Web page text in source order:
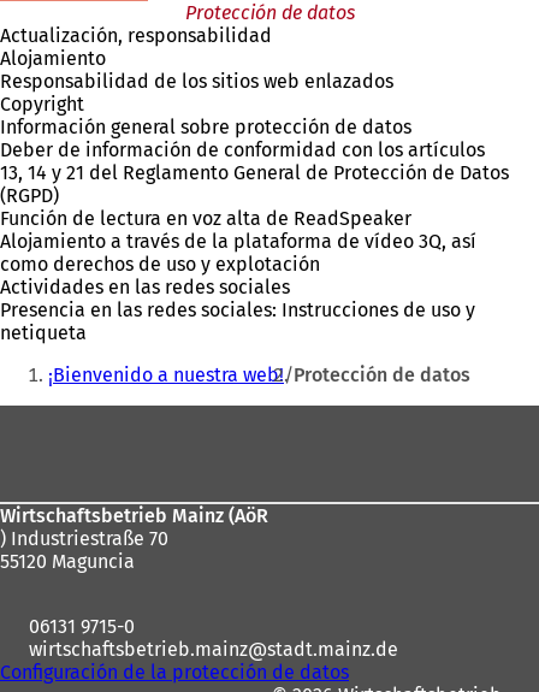
Protección de datos
Actualización, responsabilidad
Alojamiento
Responsabilidad de los sitios web enlazados
Copyright
Información general sobre protección de datos
Deber de información de conformidad con los artículos
13, 14 y 21 del Reglamento General de Protección de Datos
(RGPD)
Función de lectura en voz alta de ReadSpeaker
Alojamiento a través de la plataforma de vídeo 3Q, así
como derechos de uso y explotación
Actividades en las redes sociales
Presencia en las redes sociales: Instrucciones de uso y
netiqueta
Estás
aquí:
¡Bienvenido a nuestra web! Protección de datos
pies
Wirtschaftsbetrieb Mainz (AöR
) Industriestraße 70
55120 Maguncia
06131 9715-0
wirtschaftsbetrieb.mainz
stadt.mainz de
Configuración de la protección de datos